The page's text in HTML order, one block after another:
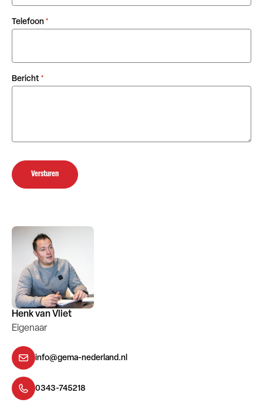
Henk van Vliet
Eigenaar
info@gema-nederland.nl
0343-745218
Telefoon *
Bericht *
Versturen